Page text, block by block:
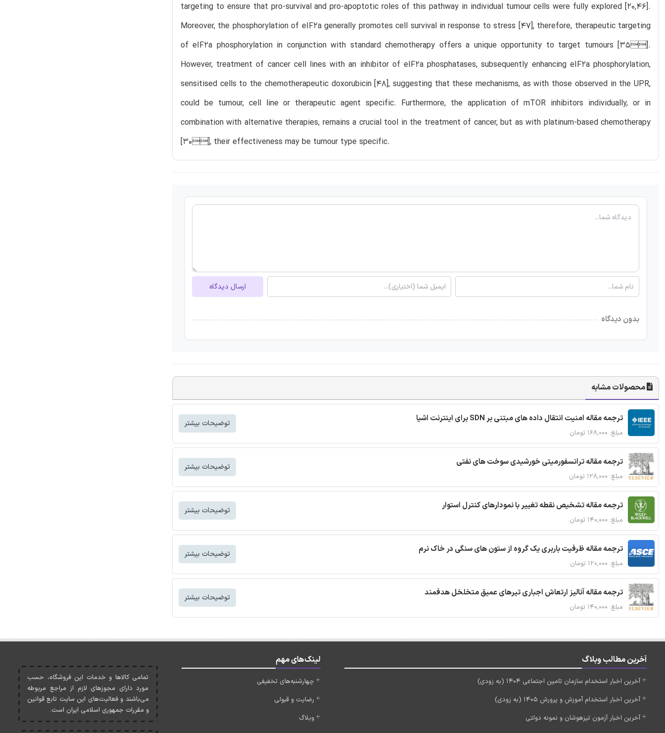
targeting to ensure that pro-survival and pro-apoptotic roles of this pathway in individual tumour cells were fully explored [20,46].
Moreover, the phosphorylation of eIF2a generally promotes cell survival in response to stress [47], therefore, therapeutic targeting
of eIF2a phosphorylation in conjunction with standard chemotherapy offers a unique opportunity to target tumours [35].
However, treatment of cancer cell lines with an inhibitor of eIF2a phosphatases, subsequently enhancing eIF2a phosphorylation,
sensitised cells to the chemotherapeutic doxorubicin [48], suggesting that these mechanisms, as with those observed in the UPR,
could be tumour, cell line or therapeutic agent specific. Furthermore, the application of mTOR inhibitors individually, or in
combination with alternative therapies, remains a crucial tool in the treatment of cancer, but as with platinum-based chemotherapy
[30], their effectiveness may be tumour type specific.
ارسال دیدگاه
بدون دیدگاه
محصولات مشابه
ترجمه مقاله امنیت انتقال داده های مبتنی بر SDN برای اینترنت اشیا
مبلغ: ۱۶۸,۰۰۰ تومان
توضیحات بیشتر
ترجمه مقاله ترانسفورمیتی خورشیدی سوخت های نفتی
مبلغ: ۱۲۸,۰۰۰ تومان
توضیحات بیشتر
ترجمه مقاله تشخیص نقطه تغییر با نمودارهای کنترل استوار
مبلغ: ۱۴۰,۰۰۰ تومان
توضیحات بیشتر
ترجمه مقاله ظرفیت باربری یک گروه از ستون های سنگی در خاک نرم
مبلغ: ۱۲۰,۰۰۰ تومان
توضیحات بیشتر
ترجمه مقاله آنالیز ارتعاش اجباری تیرهای عمیق متخلخل هدفمند
مبلغ: ۱۴۰,۰۰۰ تومان
توضیحات بیشتر
آخرین مطالب وبلاگ
آخرین اخبار استخدام سازمان تامین اجتماعی 1404 (به زودی)
آخرین اخبار استخدام آموزش و پرورش 1405 (به زودی)
آخرین اخبار آزمون تیزهوشان و نمونه دولتی
لینک‌های مهم
چهارشنبه‌های تخفیفی
رضایت و قبولی
وبلاگ
تمامی کالاها و خدمات اين فروشگاه، حسب
مورد دارای مجوزهای لازم از مراجع مربوطه
می‌باشند و فعاليت‌های اين سايت تابع قوانين
و مقررات جمهوری اسلامی ايران است.